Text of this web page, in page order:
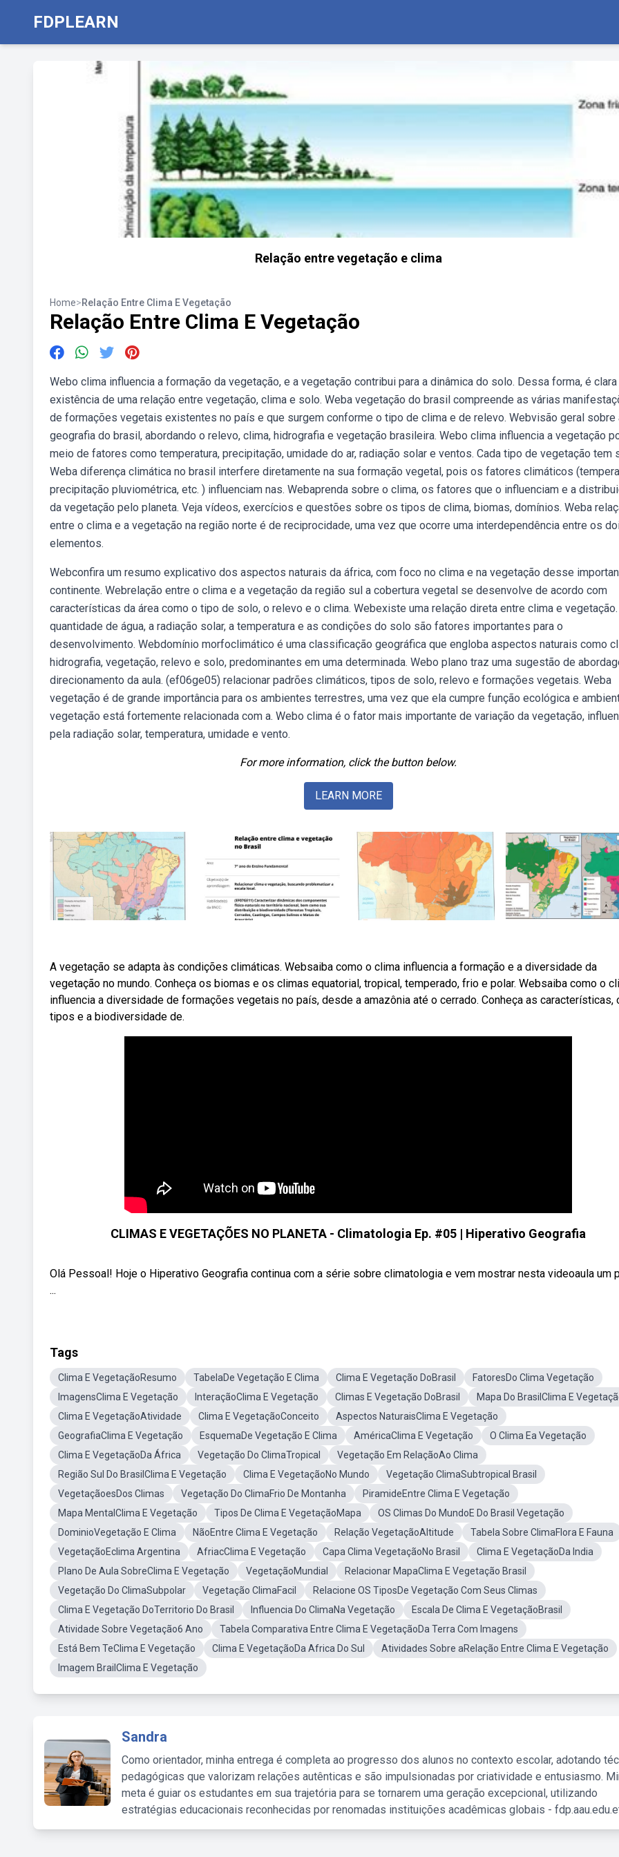
FDPLEARN
Relação entre vegetação e clima
Home>Relação Entre Clima E Vegetação
Relação Entre Clima E Vegetação
Webo clima influencia a formação da vegetação, e a vegetação contribui para a dinâmica do solo. Dessa forma, é clara
existência de uma relação entre vegetação, clima e solo. Weba vegetação do brasil compreende as várias
de formações vegetais existentes no país e que surgem conforme o tipo de clima e de relevo. Webvisão geral sobre
geografia do brasil, abordando o relevo, clima, hidrografia e vegetação brasileira. Webo clima influencia a vegetação
meio de fatores como temperatura, precipitação, umidade do ar, radiação solar e ventos. Cada tipo de vegetação tem
Weba diferença climática no brasil interfere diretamente na sua formação vegetal, pois os fatores climáticos
precipitação pluviométrica, etc. ) influenciam nas. Webaprenda sobre o clima, os fatores que o influenciam e a
da vegetação pelo planeta. Veja vídeos, exercícios e questões sobre os tipos de clima, biomas, domínios. Weba
entre o clima e a vegetação na região norte é de reciprocidade, uma vez que ocorre uma interdependência entre os
elementos.
Webconfira um resumo explicativo dos aspectos naturais da áfrica, com foco no clima e na vegetação desse
continente. Webrelação entre o clima e a vegetação da região sul a cobertura vegetal se desenvolve de acordo com
características da área como o tipo de solo, o relevo e o clima. Webexiste uma relação direta entre clima e
quantidade de água, a radiação solar, a temperatura e as condições do solo são fatores importantes para o
desenvolvimento. Webdomínio morfoclimático é uma classificação geográfica que engloba aspectos naturais como
hidrografia, vegetação, relevo e solo, predominantes em uma determinada. Webo plano traz uma sugestão de
direcionamento da aula. (ef06ge05) relacionar padrões climáticos, tipos de solo, relevo e formações vegetais. Weba
vegetação é de grande importância para os ambientes terrestres, uma vez que ela cumpre função ecológica e
vegetação está fortemente relacionada com a. Webo clima é o fator mais importante de variação da vegetação,
pela radiação solar, temperatura, umidade e vento.
For more information, click the button below.
LEARN MORE
A vegetação se adapta às condições climáticas. Websaiba como o clima influencia a formação e a diversidade da
vegetação no mundo. Conheça os biomas e os climas equatorial, tropical, temperado, frio e polar. Websaiba como o
influencia a diversidade de formações vegetais no país, desde a amazônia até o cerrado. Conheça as características,
tipos e a biodiversidade de.
CLIMAS E VEGETAÇÕES NO PLANETA - Climatologia Ep. #05 | Hiperativo Geografia
Olá Pessoal! Hoje o Hiperativo Geografia continua com a série sobre climatologia e vem mostrar nesta videoaula um
...
Tags
Clima E VegetaçãoResumo TabelaDe Vegetação E Clima Clima E Vegetação DoBrasil
FatoresDo Clima Vegetação
ImagensClima E Vegetação
InteraçãoClima E Vegetação Climas E Vegetação DoBrasil
Mapa Do BrasilClima E
Clima E VegetaçãoAtividade
Clima E VegetaçãoConceito
Aspectos NaturaisClima E Vegetação
GeografiaClima E Vegetação
EsquemaDe Vegetação E Clima AméricaClima E Vegetação
O Clima Ea Vegetação
Clima E VegetaçãoDa África
Vegetação Do ClimaTropical
Vegetação Em RelaçãoAo Clima
Região Sul Do BrasilClima E Vegetação
Clima E VegetaçãoNo Mundo
Vegetação ClimaSubtropical Brasil
VegetaçãoesDos Climas
Vegetação Do ClimaFrio De Montanha
PiramideEntre Clima E Vegetação
Mapa MentalClima E Vegetação
Tipos De Clima E VegetaçãoMapa
OS Climas Do MundoE Do Brasil Vegetação
DominioVegetação E Clima
NãoEntre Clima E Vegetação Relação VegetaçãoAltitude
Tabela Sobre ClimaFlora E Fauna
VegetaçãoEclima Argentina
AfriacClima E Vegetação Capa Clima VegetaçãoNo Brasil
Clima E VegetaçãoDa India
Plano De Aula SobreClima E Vegetação
VegetaçãoMundial
Relacionar MapaClima E Vegetação Brasil
Vegetação Do ClimaSubpolar
Vegetação ClimaFacil
Relacione OS TiposDe Vegetação Com Seus Climas
Clima E Vegetação DoTerritorio Do Brasil
Influencia Do ClimaNa Vegetação
Escala De Clima E VegetaçãoBrasil
Atividade Sobre Vegetação6 Ano
Tabela Comparativa Entre Clima E VegetaçãoDa Terra Com Imagens
Está Bem TeClima E Vegetação
Clima E VegetaçãoDa Africa Do Sul
Atividades Sobre aRelação Entre Clima E Vegetação
Imagem BrailClima E Vegetação
Sandra
Como orientador, minha entrega é completa ao progresso dos alunos no contexto escolar, adotando
pedagógicas que valorizam relações autênticas e são impulsionadas por criatividade e entusiasmo.
meta é guiar os estudantes em sua trajetória para se tornarem uma geração excepcional, utilizando
estratégias educacionais reconhecidas por renomadas instituições acadêmicas globais -